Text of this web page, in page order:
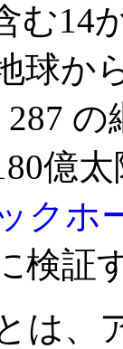
む14
球か
287
億
クホ
検証
は、